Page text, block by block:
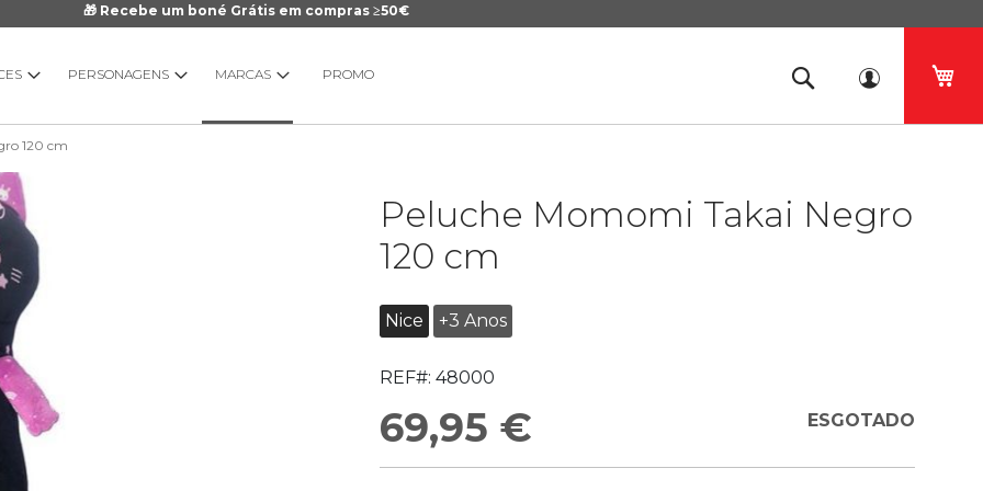
🎁 Recebe um boné Grátis em compras ≥50€
PERSONAGENS MARCAS PROMO
120 cm
Peluche Momomi Takai Negro
120 cm
Nice +3 Anos
REF#: 48000
69,95 € ESGOTADO
Galeria
imagens